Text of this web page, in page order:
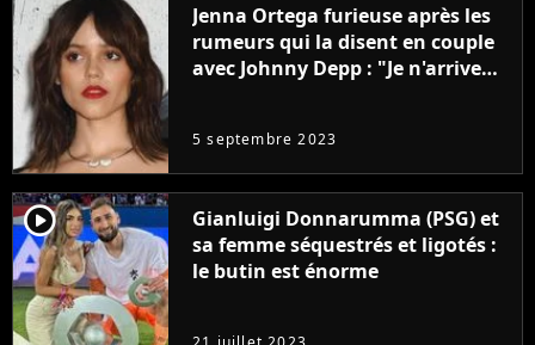
Jenna Ortega furieuse après les
rumeurs qui la disent en couple
avec Johnny Depp : "Je n'arrive
5 septembre 2023
player2
Gianluigi Donnarumma (PSG) et
sa femme séquestrés et ligotés :
le butin est énorme